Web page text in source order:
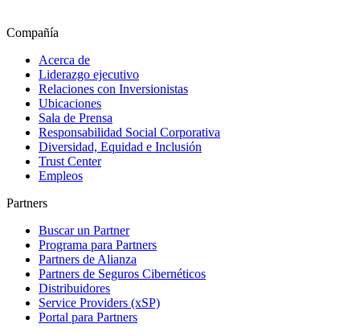
Compañía
Acerca de
Liderazgo ejecutivo
Relaciones con Inversionistas
Ubicaciones
Sala de Prensa
Responsabilidad Social Corporativa
Diversidad, Equidad e Inclusión
Trust Center
Empleos
Partners
Buscar un Partner
Programa para Partners
Partners de Alianza
Partners de Seguros Cibernéticos
Distribuidores
Service Providers (xSP)
Portal para Partners